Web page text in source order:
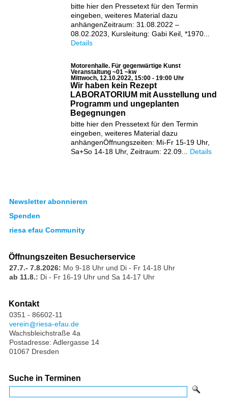
bitte hier den Pressetext für den Termin
eingeben, weiteres Material dazu
anhängenZeitraum: 31.08.2022 –
08.02.2023, Kursleitung: Gabi Keil, *1970...
Details
Motorenhalle. Für gegenwärtige Kunst
Veranstaltung ~01 ~kw
Mittwoch, 12.10.2022, 15:00 - 19:00 Uhr
Wir haben kein Rezept
LABORATORIUM mit Ausstellung und
Programm und ungeplanten
Begegnungen
bitte hier den Pressetext für den Termin
eingeben, weiteres Material dazu
anhängenÖffnungszeiten: Mi-Fr 15-19 Uhr,
Sa+So 14-18 Uhr, Zeitraum: 22.09... Details
Newsletter abonnieren
Spenden
riesa efau Community
Öffnungszeiten Besucherservice
27.7.- 7.8.2026: Mo 9-18 Uhr und Di - Fr 14-18 Uhr
ab 11.8.: Di - Fr 16-19 Uhr und Sa 14-17 Uhr
Kontakt
0351 - 86602-11
verein
riesa-efau.de
Wachsbleichstraße 4a
Postadresse: Adlergasse 14
01067 Dresden
Suche in Terminen